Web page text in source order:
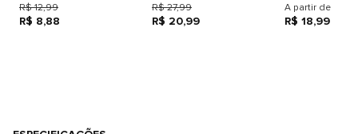
R$ 12,99
R$ 8,88
R$ 27,99
R$ 20,99
A partir de
R$ 18,99